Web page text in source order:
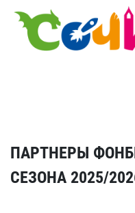
ПАРТНЕРЫ
СЕЗОНА 2025/